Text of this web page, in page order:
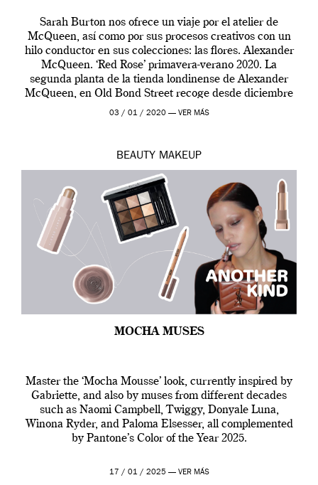
Sarah Burton nos ofrece un viaje por el atelier de
McQueen, así como por sus procesos creativos con un
hilo conductor en sus colecciones: las flores. Alexander
McQueen. ‘Red Rose’ primavera-verano 2020. La
segunda planta de la tienda londinense de Alexander
McQueen, en Old Bond Street recoge desde diciembre
de 2019 hasta final de abril […]
03 / 01 / 2020 — VER MÁS
BEAUTY MAKEUP
MOCHA MUSES
Master the ‘Mocha Mousse’ look, currently inspired by
Gabriette, and also by muses from different decades
such as Naomi Campbell, Twiggy, Donyale Luna,
Winona Ryder, and Paloma Elsesser, all complemented
by Pantone’s Color of the Year 2025.
17 / 01 / 2025 — VER MÁS